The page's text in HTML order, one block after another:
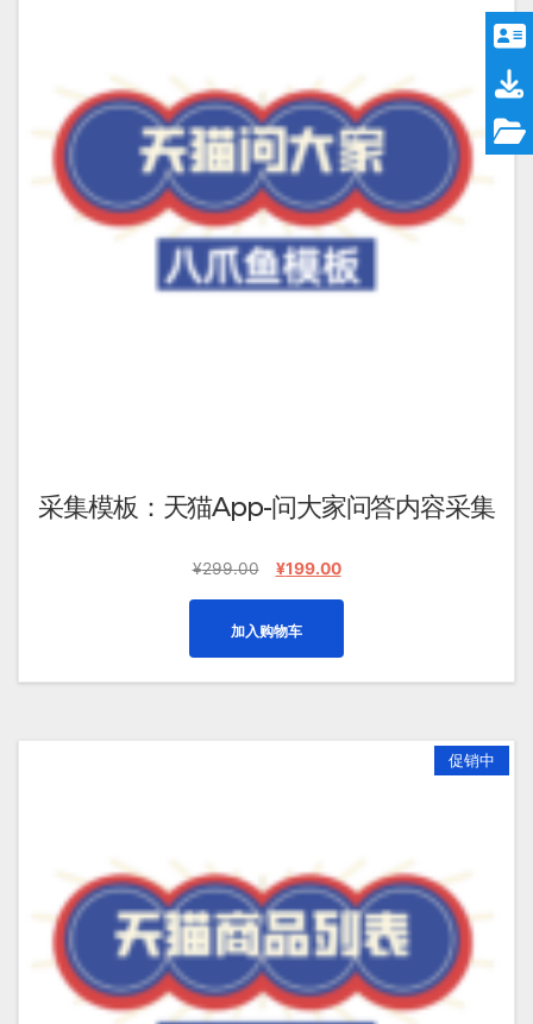
采集模板：天猫App-问大家问答内容采集
¥299.00
原
¥299.00。
¥199.00当
为：
¥199.00。
加入购物车
促销中